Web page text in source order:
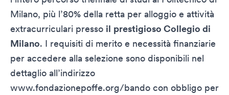
Milano, più l’80% della retta per alloggio e attività
extracurriculari presso il prestigioso Collegio di
Milano. I requisiti di merito e necessità finanziarie
per accedere alla selezione sono disponibili nel
dettaglio all’indirizzo
www.fondazionepoffe.org/bando con obbligo per